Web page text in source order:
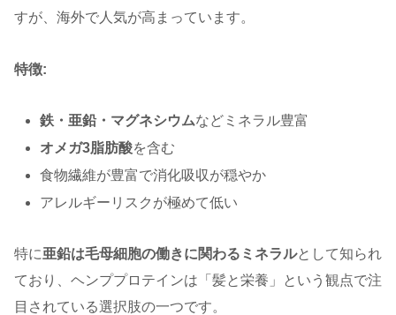
すが、海外で人気が高まっています。
特徴:
鉄・亜鉛・マグネシウムなどミネラル豊富
オメガ3脂肪酸を含む
食物繊維が豊富で消化吸収が穏やか
アレルギーリスクが極めて低い
特に亜鉛は毛母細胞の働きに関わるミネラルとして知られ
ており、ヘンププロテインは「髪と栄養」という観点で注
目されている選択肢の一つです。